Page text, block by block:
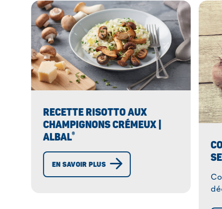
RECETTE RISOTTO AUX
CHAMPIGNONS CRÉMEUX |
ALBAL®
EN SAVOIR PLUS